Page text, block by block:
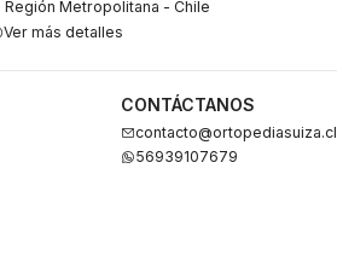
Región Metropolitana - Chile
Ver más detalles
CONTÁCTANOS
contacto@ortopediasuiza.cl
56939107679